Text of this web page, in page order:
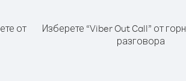
от
Изберете “Viber Out Call” от
разговора